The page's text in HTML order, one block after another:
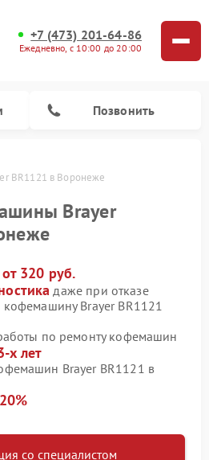
+7 (473) 201-64-86
Ежедневно, с 10:00 до 20:00
Позвонить
BR1121 в Воронеже
Brayer
от 320 руб.
даже при отказе
Brayer BR1121
по ремонту кофемашин
х лет
Brayer BR1121 в
20%
со специалистом